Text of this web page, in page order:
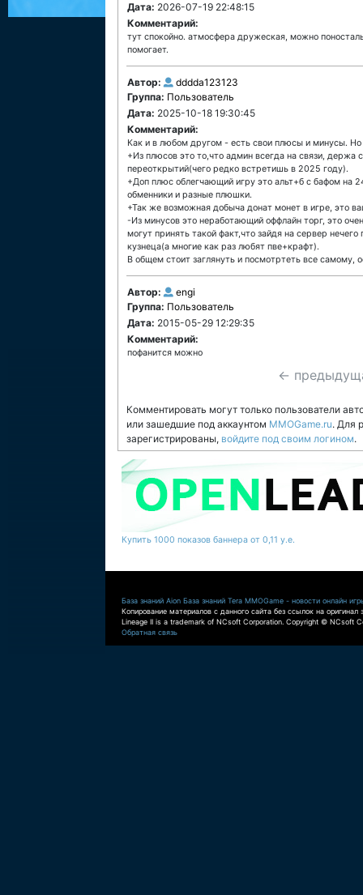
Дата: 2026-07-19 22:48:15
Комментарий:
тут спокойно. атмосфера дружеская, можно
помогает.
Автор:
dddda123123
Группа: Пользователь
Дата: 2025-10-18 19:30:45
Комментарий:
Как и в любом другом - есть свои плюсы и минусы.
+Из плюсов это то,что админ всегда на связи, держа
переоткрытий(чего редко встретишь в 2025 году).
+Доп плюс облегчающий игру это альт+б с бафом на
обменники и разные плюшки.
+Так же возможная добыча донат монет в игре, это
-Из минусов это неработающий оффлайн торг, это
могут принять такой факт,что зайдя на сервер
кузнеца(а многие как раз любят пве+крафт).
В общем стоит заглянуть и посмотртеть все самому,
Автор:
engi
Группа: Пользователь
Дата: 2015-05-29 12:29:35
Комментарий:
пофанится можно
←
Комментировать могут только пользователи
или зашедшие под аккаунтом MMOGame.ru. Для
зарегистрированы, войдите под своим логином.
Купить 1000 показов баннера от 0,11 у.е.
База знаний Aion База знаний Tera MMOGame - новости онлайн
Копирование материалов с данного сайта без ссылок на оригинал
Lineage II is a trademark of NCsoft Corporation. Copyright © NCsoft
Обратная связь